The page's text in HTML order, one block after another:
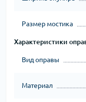
Размер мостика
Характеристики
Вид оправы
Материал